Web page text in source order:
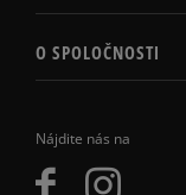
Nájdite nás na
O SPOLOČNOSTI